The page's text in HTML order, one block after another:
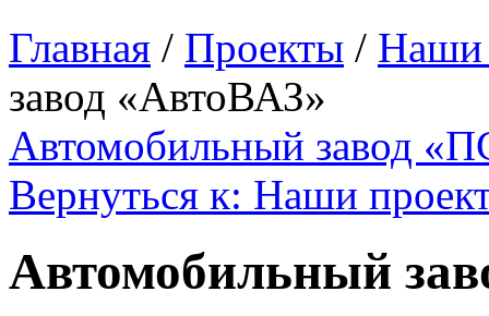
Главная / Проекты / Наши
завод «АвтоВАЗ»
Автомобильный завод
Вернуться к: Наши
Автомобильный